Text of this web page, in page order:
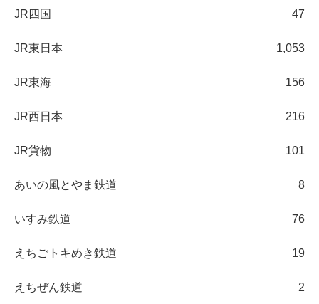
JR四国 47
JR東日本 1,053
JR東海 156
JR西日本 216
JR貨物 101
あいの風とやま鉄道 8
いすみ鉄道 76
えちごトキめき鉄道 19
えちぜん鉄道 2